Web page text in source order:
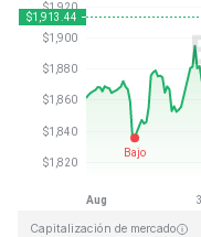
Última actualización: 2026-08-
R$4,946.05
Capitalización de mercado